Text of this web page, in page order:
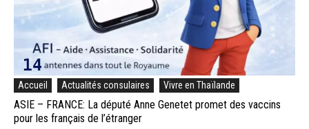
Accueil Actualités consulaires Vivre en Thaïlande
ASIE – FRANCE: La député Anne Genetet promet des vaccins
pour les français de l’étranger